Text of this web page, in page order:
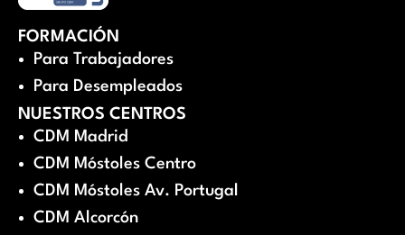
FORMACIÓN
Para Trabajadores
Para Desempleados
NUESTROS CENTROS
CDM Madrid
CDM Móstoles Centro
CDM Móstoles Av. Portugal
CDM Alcorcón